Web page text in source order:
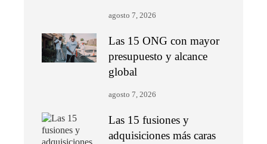
agosto 7, 2026
Las 15 ONG con mayor
presupuesto y alcance
global
agosto 7, 2026
Las 15 fusiones y
adquisiciones más caras